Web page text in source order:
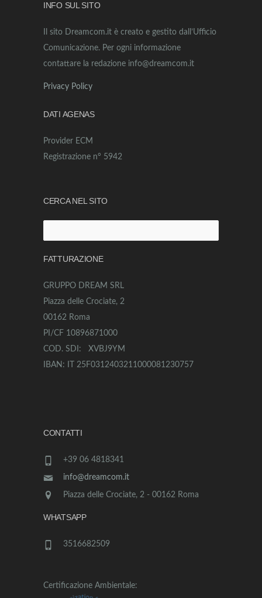
INFO SUL SITO
Il sito Dreamcom.it è creato e gestito dall’Ufficio
Comunicazione. Per ogni informazione
contattare la redazione info@dreamcom.it
Privacy Policy
DATI AGENAS
Provider ECM
Registrazione n° 5942
CERCA NEL SITO
per:
FATTURAZIONE
GRUPPO DREAM SRL
Piazza delle Crociate, 2
00162 Roma
PI/CF 10896871000
COD. SDI: XVBJ9YM
IBAN: IT 25F0312403211000081230757
CONTATTI
+39 06 4818341
info@dreamcom.it
Piazza delle Crociate, 2 - 00162 Roma
WHATSAPP
3516682509
Certificazione Ambientale: